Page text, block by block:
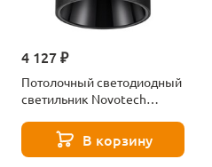
4 127 ₽
Потолочный светодиодный
светильник Novotech
В корзину